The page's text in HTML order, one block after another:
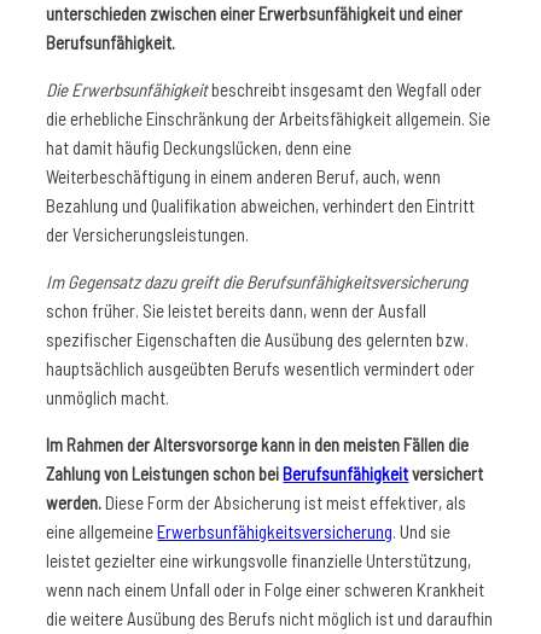
unterschieden zwischen einer Erwerbsunfähigkeit und einer
Berufsunfähigkeit.
Die Erwerbsunfähigkeitbeschreibt insgesamt den Wegfall oder
die erhebliche Einschränkung der Arbeitsfähigkeit allgemein. Sie
hat damit häufig Deckungslücken, denn eine
Weiterbeschäftigung in einem anderen Beruf, auch, wenn
Bezahlung und Qualifikation abweichen, verhindert den Eintritt
der Versicherungsleistungen.
Im Gegensatz dazu greift die Berufsunfähigkeitsversicherung
schon früher. Sie leistet bereits dann, wenn der Ausfall
spezifischer Eigenschaften die Ausübung des gelernten bzw.
hauptsächlich ausgeübten Berufs wesentlich vermindert oder
unmöglich macht.
Im Rahmen der Altersvorsorge kann in den meisten Fällen die
Zahlung von Leistungen schon beiBerufsunfähigkeitversichert
werden. Diese Form der Absicherung ist meist effektiver, als
eine allgemeineErwerbsunfähigkeitsversicherung . Und sie
leistet gezielter eine wirkungsvolle finanzielle Unterstützung,
wenn nach einem Unfall oder in Folge einer schweren Krankheit
die weitere Ausübung des Berufs nicht möglich ist und daraufhin